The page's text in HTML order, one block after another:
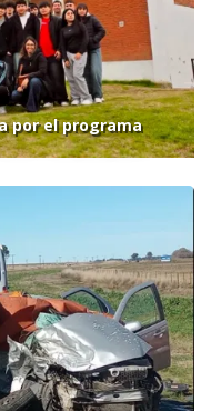
por el programa